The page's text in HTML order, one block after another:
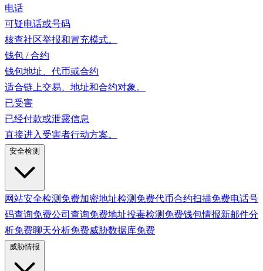
电话
可疑电话或号码
核查社区举报和冒充模式。
钱包 / 合约
钱包地址、代币或合约
适合链上交易、地址和合约对象。
已受害
已经付款或泄露信息
直接进入受害者行动方案。
安全检测
网站安全检测 免费加密地址检测 免费代币合约扫描免费电话号
码查询免费公司查询免费地址投毒检测 免费钱包情报新邮件分
析免费聊天分析免费威胁数据库免费
威胁情报